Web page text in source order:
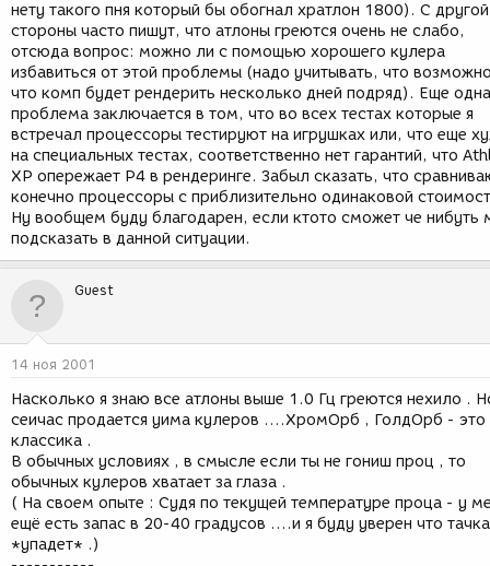
нету такого пня который бы обогнал хратлон 1800). С другой
стороны часто пишут, что атлоны греются очень не слабо,
отсюда вопрос: можно ли с помощью хорошего кулера
избавиться от этой проблемы (надо учитывать, что
что комп будет рендерить несколько дней подряд). Еще одна
проблема заключается в том, что во всех тестах которые я
встречал процессоры тестируют на игрушках или, что еще
на специальных тестах, соответственно нет гарантий, что
XP опережает P4 в рендеринге. Забыл сказать, что
конечно процессоры с приблизительно одинаковой
Ну вообщем буду благодарен, если ктото сможет че нибуть
подсказать в данной ситуации.
Guest
14 ноя 2001
Насколько я знаю все атлоны выше 1.0 Гц греются нехило .
сеичас продается уима кулеров ....ХромОрб , ГолдОрб - это
классика .
В обычных условиях , в смысле если ты не гониш проц , то
обычных кулеров хватает за глаза .
( На своем опыте : Судя по текущей температуре проца - у
ещё есть запас в 20-40 градусов ....и я буду уверен что
*упадет* .)